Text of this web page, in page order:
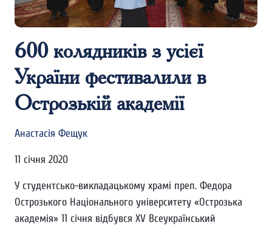
600 колядників з усієї
України фестивалили в
Острозькій академії
Анастасія Фещук
11 січня 2020
У студентсько-викладацькому храмі преп. Федора
Острозького Національного університету «Острозька
академія» 11 січня відбувся XV Всеукраїнський